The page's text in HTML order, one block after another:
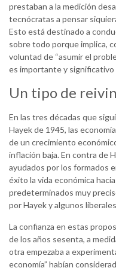
prestaban a la medición
tecnócratas a pensar
Esto está destinado a
sobre todo porque implica,
voluntad de “asumir el
es importante y significativo
Un tipo de
En las tres décadas que
Hayek de 1945, las
de un crecimiento
inflación baja. En contra de
ayudados por los formados
éxito la vida económica
predeterminados muy
por Hayek y algunos
La confianza en estas
de los años sesenta, a
otra empezaba a
economía” habían